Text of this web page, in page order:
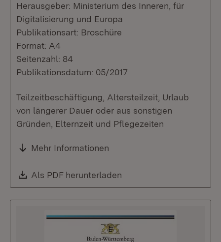
Herausgeber: Ministerium des Inneren, für
Digitalisierung und Europa
Publikationsart: Broschüre
Format: A4
Seitenzahl: 84
Publikationsdatum: 05/2017
Teilzeitbeschäftigung, Altersteilzeit, Urlaub
von längerer Dauer oder aus sonstigen
Gründen, Elternzeit und Pflegezeiten
Mehr Informationen
Download:
Als PDF herunterladen